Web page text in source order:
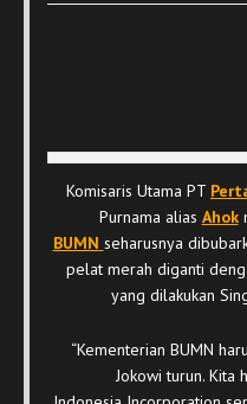
Komisaris Utama PT
Purnama alias Ahok
BUMN seharusnya
pelat merah diganti
yang dilakukan
“Kementerian BUMN
Jokowi turun. Kita